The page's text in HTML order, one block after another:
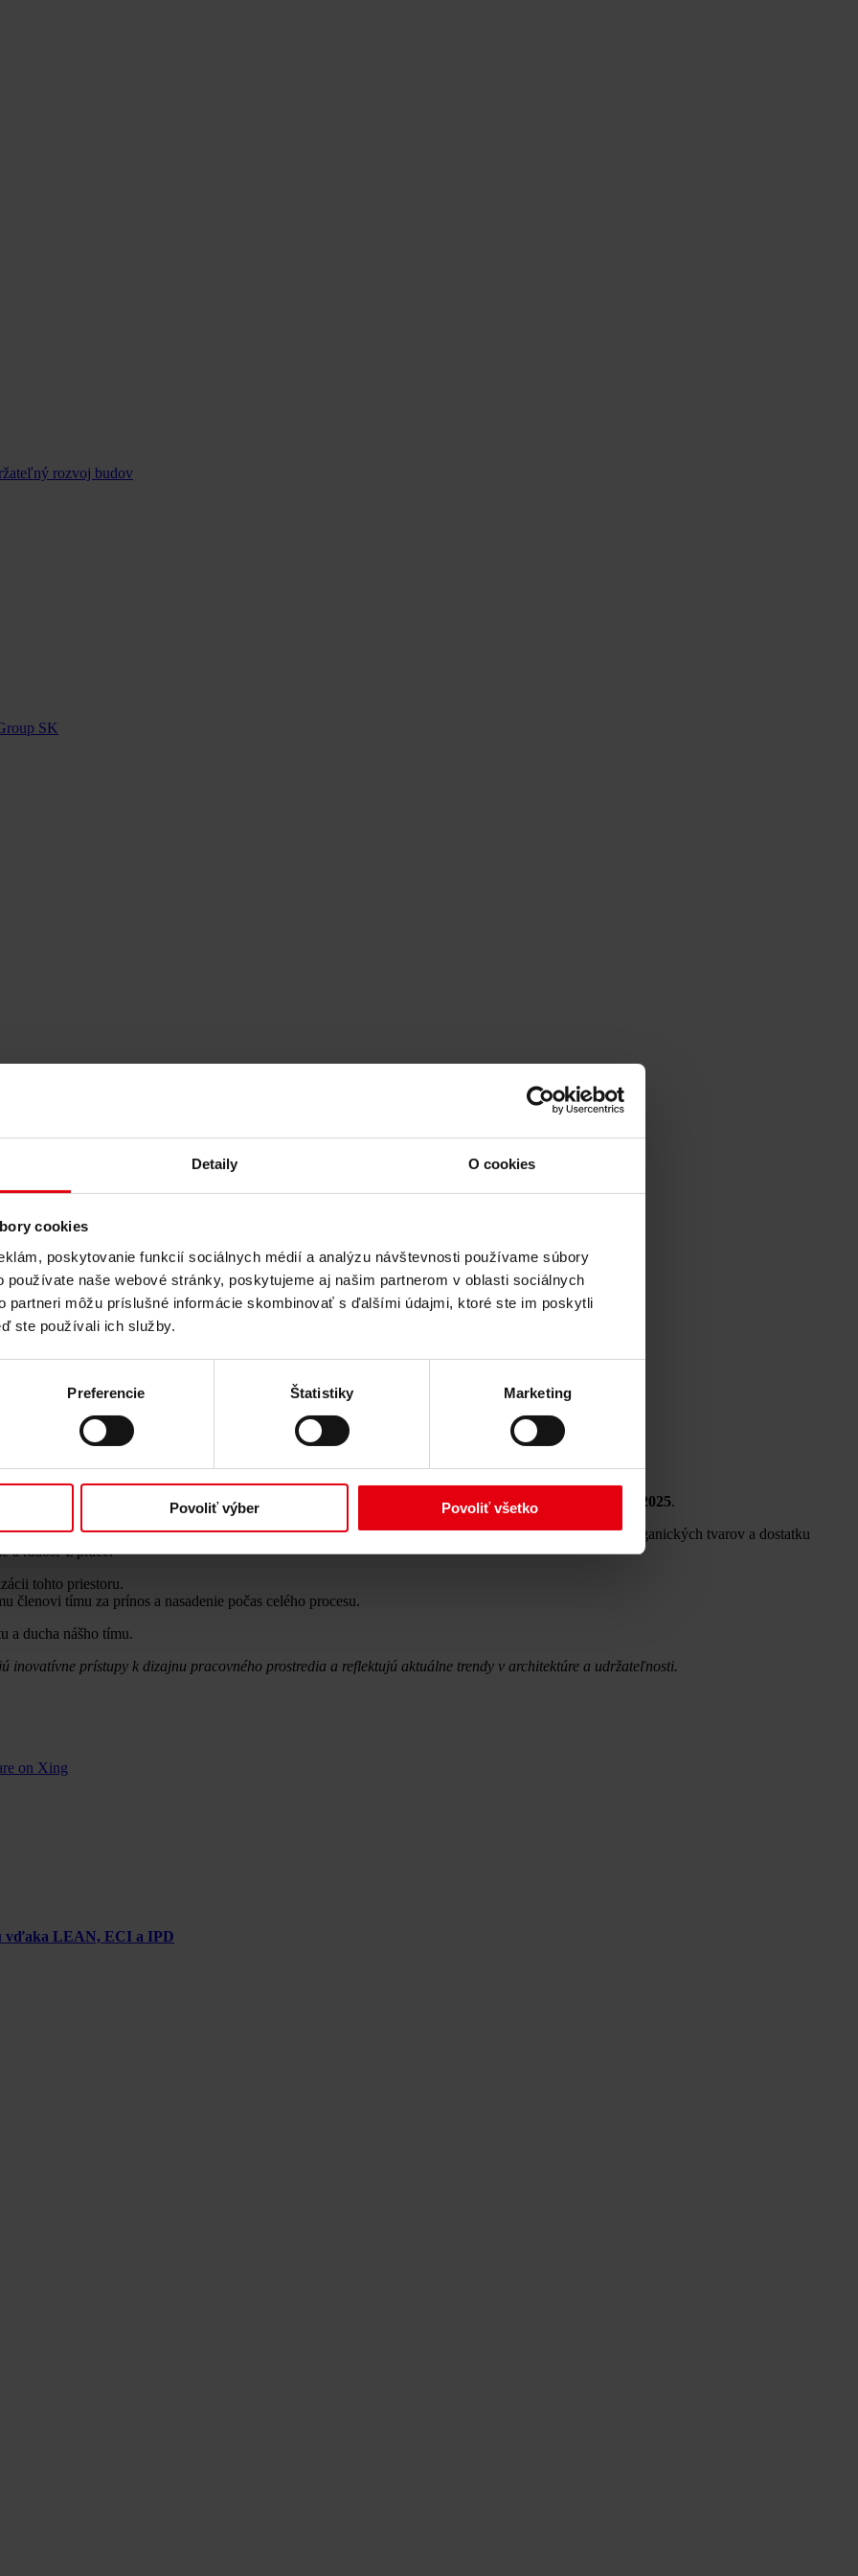
Detaily O cookies
cookies
poskytovanie funkcií sociálnych médií a analýzu návštevnosti používame súbory
používate naše webové stránky, poskytujeme aj našim partnerom v oblasti sociálnych
partneri môžu príslušné informácie skombinovať s ďalšími údajmi, ktoré ste im poskytli
ste používali ich služby.
Preferencie Štatistiky Marketing
Povoliť výber Povoliť všetko
rozvoj budov
SK
rozvoj budov
Intebold Awards 2025
náš architektonický ateliér Delta Pods Architects , bol ocenený prestížnou cenou Intebold Awards 2025.
– miesto, kde sa stretáva energia, kreativita a spolupráca. Vďaka využitiu prírodných materiálov, organických tvarov a dostatku
a radosť z práce.
tohto priestoru.
členovi tímu za prínos a nasadenie počas celého procesu.
a ducha nášho tímu.
prístupy k dizajnu pracovného prostredia a reflektujú aktuálne trendy v architektúre a udržateľnosti.
on Xing
vďaka LEAN, ECI a IPD